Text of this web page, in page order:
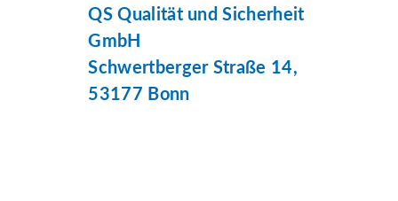
QS Qualität und Sicherheit
GmbH
Schwertberger Straße 14,
53177 Bonn